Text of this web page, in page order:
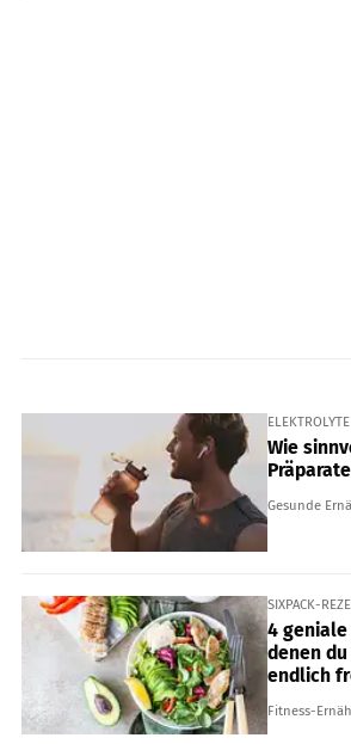
ELEKTROLYTE
Wie
Gesunde
SIXPACK-
4
denen
endlich
Fitness-